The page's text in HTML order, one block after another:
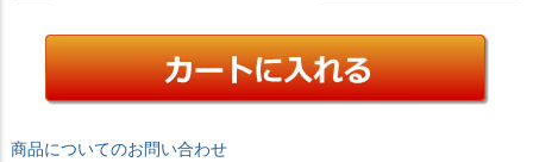
商品についてのお問い合わせ